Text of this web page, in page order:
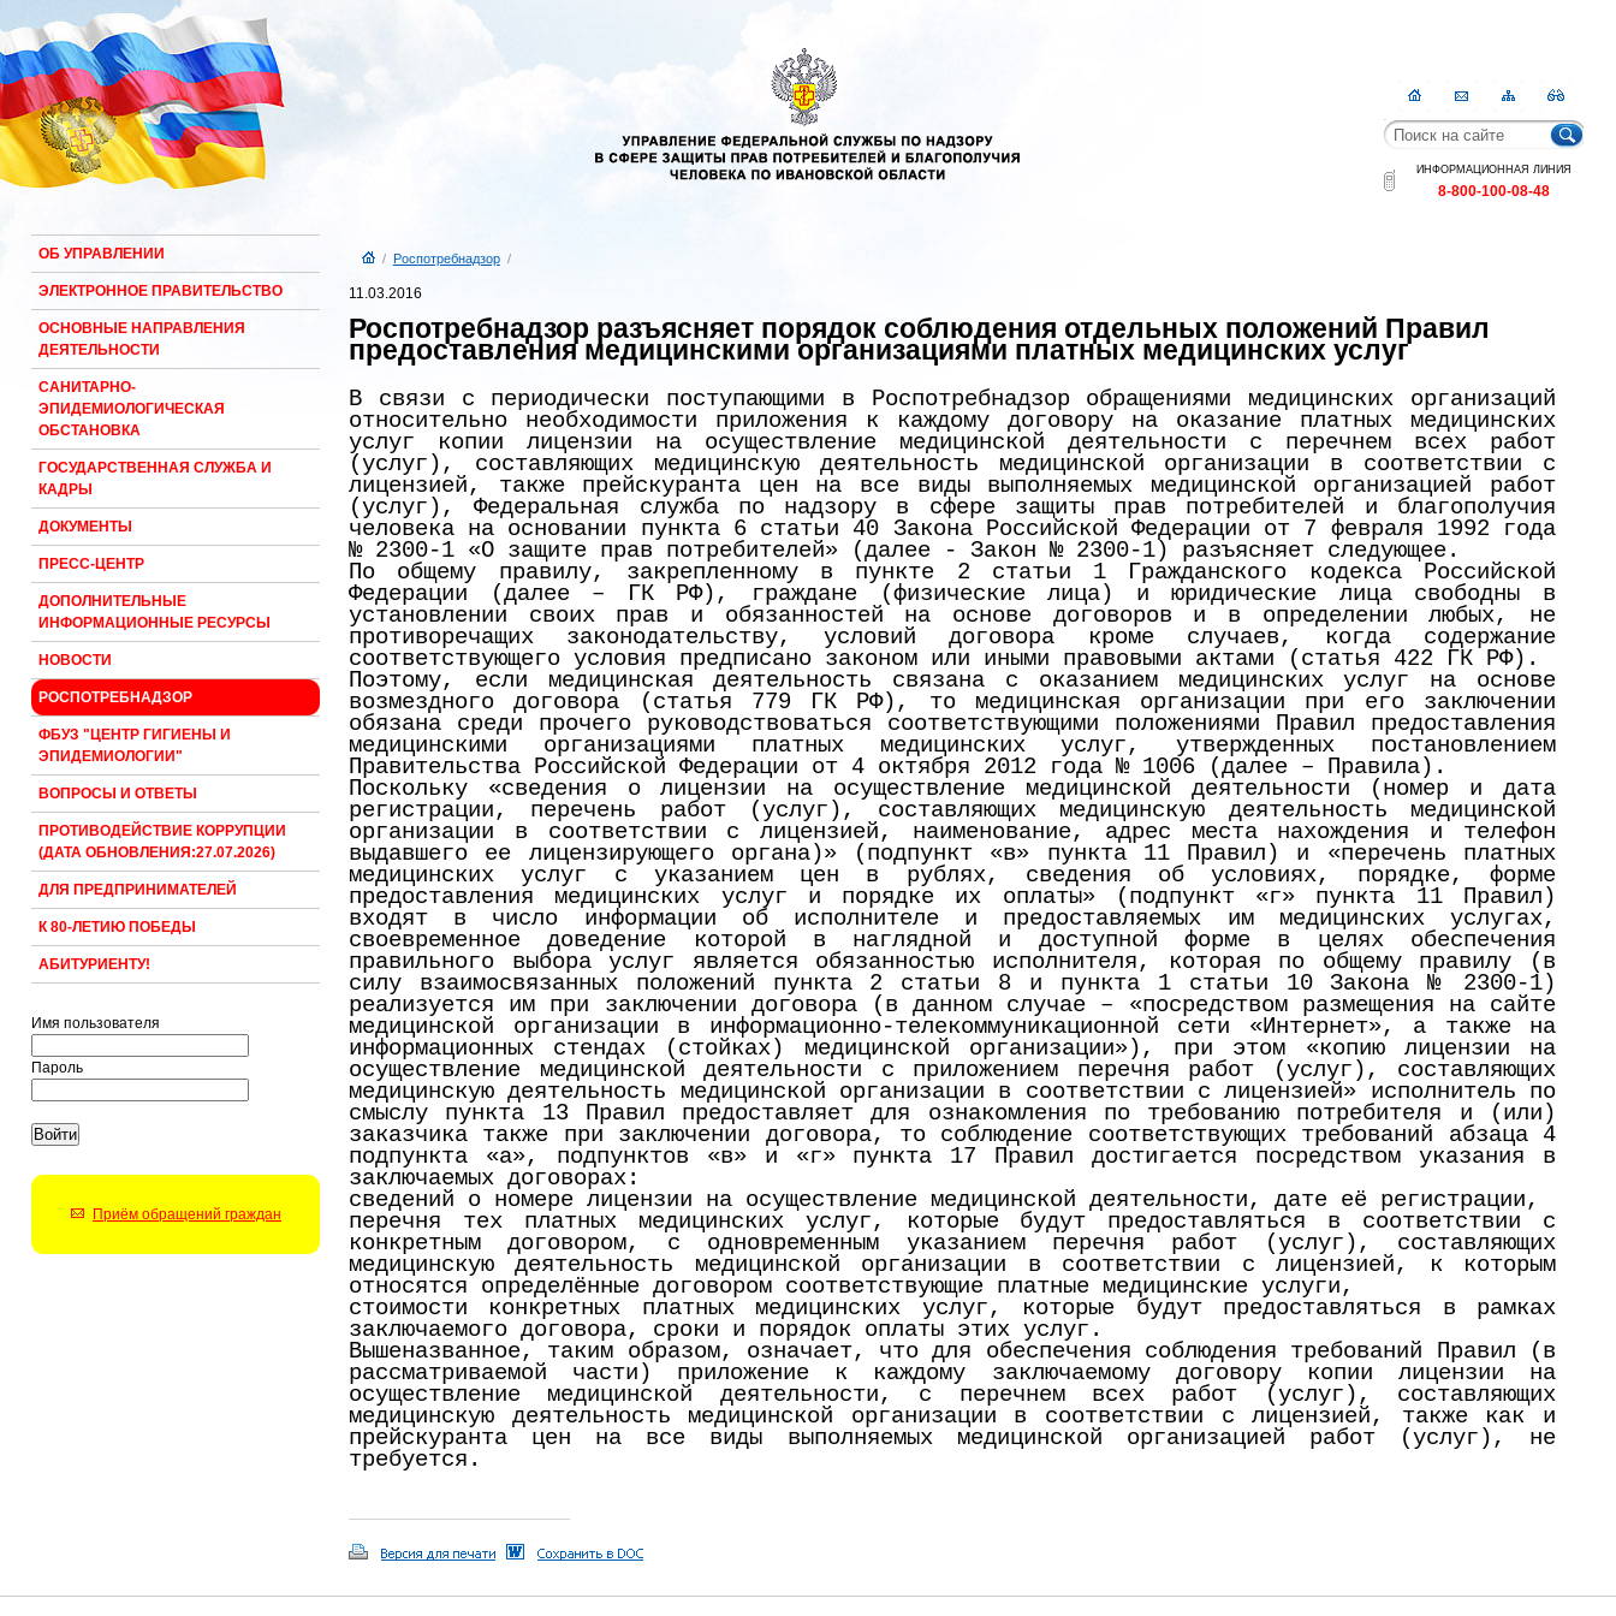
ГлавнаяКонтактыКарта
сайта
RSS
ИНФОРМАЦИОННАЯ ЛИНИЯ
8-800-100-08-48
ОБ УПРАВЛЕНИИ
ЭЛЕКТРОННОЕ ПРАВИТЕЛЬСТВО
ОСНОВНЫЕ НАПРАВЛЕНИЯ
ДЕЯТЕЛЬНОСТИ
САНИТАРНО-
ЭПИДЕМИОЛОГИЧЕСКАЯ
ОБСТАНОВКА
ГОСУДАРСТВЕННАЯ СЛУЖБА И
КАДРЫ
ДОКУМЕНТЫ
ПРЕСС-ЦЕНТР
ДОПОЛНИТЕЛЬНЫЕ
ИНФОРМАЦИОННЫЕ РЕСУРСЫ
НОВОСТИ
РОСПОТРЕБНАДЗОР
ФБУЗ "ЦЕНТР ГИГИЕНЫ И
ЭПИДЕМИОЛОГИИ"
ВОПРОСЫ И ОТВЕТЫ
ПРОТИВОДЕЙСТВИЕ КОРРУПЦИИ
(ДАТА ОБНОВЛЕНИЯ:27.07.2026)
ДЛЯ ПРЕДПРИНИМАТЕЛЕЙ
К 80-ЛЕТИЮ ПОБЕДЫ
АБИТУРИЕНТУ!
Имя пользователя
Пароль
Приём обращений граждан
/ Роспотребнадзор/
11.03.2016
Роспотребнадзор разъясняет порядок соблюдения отдельных положений Правил
предоставления медицинскими организациями платных медицинских услуг
В связи с периодически поступающими в Роспотребнадзор обращениями медицинских организаций
относительно необходимости приложения к каждому договору на оказание платных медицинских
услуг копии лицензии на осуществление медицинской деятельности с перечнем всех работ
(услуг), составляющих медицинскую деятельность медицинской организации в соответствии с
лицензией, также прейскуранта цен на все виды выполняемых медицинской организацией работ
(услуг), Федеральная служба по надзору в сфере защиты прав потребителей и благополучия
человека на основании пункта 6 статьи 40 Закона Российской Федерации от 7 февраля 1992 года
№ 2300-1 «О защите прав потребителей» (далее - Закон № 2300-1) разъясняет следующее.
По общему правилу, закрепленному в пункте 2 статьи 1 Гражданского кодекса Российской
Федерации (далее – ГК РФ), граждане (физические лица) и юридические лица свободны в
установлении своих прав и обязанностей на основе договоров и в определении любых, не
противоречащих законодательству, условий договора кроме случаев, когда содержание
соответствующего условия предписано законом или иными правовыми актами (статья 422 ГК РФ).
Поэтому, если медицинская деятельность связана с оказанием медицинских услуг на основе
возмездного договора (статья 779 ГК РФ), то медицинская организации при его заключении
обязана среди прочего руководствоваться соответствующими положениями Правил предоставления
медицинскими организациями платных медицинских услуг, утвержденных постановлением
Правительства Российской Федерации от 4 октября 2012 года № 1006 (далее – Правила).
Поскольку «сведения о лицензии на осуществление медицинской деятельности (номер и дата
регистрации, перечень работ (услуг), составляющих медицинскую деятельность медицинской
организации в соответствии с лицензией, наименование, адрес места нахождения и телефон
выдавшего ее лицензирующего органа)» (подпункт «в» пункта 11 Правил) и «перечень платных
медицинских услуг с указанием цен в рублях, сведения об условиях, порядке, форме
предоставления медицинских услуг и порядке их оплаты» (подпункт «г» пункта 11 Правил)
входят в число информации об исполнителе и предоставляемых им медицинских услугах,
своевременное доведение которой в наглядной и доступной форме в целях обеспечения
правильного выбора услуг является обязанностью исполнителя, которая по общему правилу (в
силу взаимосвязанных положений пункта 2 статьи 8 и пункта 1 статьи 10 Закона № 2300-1)
реализуется им при заключении договора (в данном случае – «посредством размещения на сайте
медицинской организации в информационно-телекоммуникационной сети «Интернет», а также на
информационных стендах (стойках) медицинской организации»), при этом «копию лицензии на
осуществление медицинской деятельности с приложением перечня работ (услуг), составляющих
медицинскую деятельность медицинской организации в соответствии с лицензией» исполнитель по
смыслу пункта 13 Правил предоставляет для ознакомления по требованию потребителя и (или)
заказчика также при заключении договора, то соблюдение соответствующих требований абзаца 4
подпункта «а», подпунктов «в» и «г» пункта 17 Правил достигается посредством указания в
заключаемых договорах:
сведений о номере лицензии на осуществление медицинской деятельности, дате её регистрации,
перечня тех платных медицинских услуг, которые будут предоставляться в соответствии с
конкретным договором, с одновременным указанием перечня работ (услуг), составляющих
медицинскую деятельность медицинской организации в соответствии с лицензией, к которым
относятся определённые договором соответствующие платные медицинские услуги,
стоимости конкретных платных медицинских услуг, которые будут предоставляться в рамках
заключаемого договора, сроки и порядок оплаты этих услуг.
Вышеназванное, таким образом, означает, что для обеспечения соблюдения требований Правил (в
рассматриваемой части) приложение к каждому заключаемому договору копии лицензии на
осуществление медицинской деятельности, с перечнем всех работ (услуг), составляющих
медицинскую деятельность медицинской организации в соответствии с лицензией, также как и
прейскуранта цен на все виды выполняемых медицинской организацией работ (услуг), не
требуется.